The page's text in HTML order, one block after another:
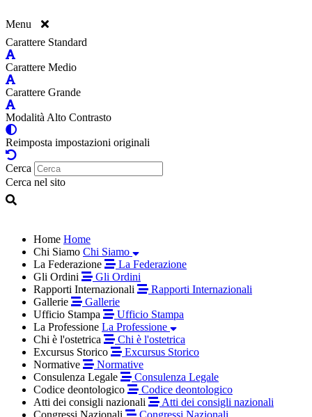
Menu
Carattere Standard
Carattere Medio
Carattere Grande
Modalità Alto Contrasto
Reimposta impostazioni originali
Cerca
Cerca nel sito
Home Home
Chi Siamo Chi Siamo
La Federazione
La Federazione
Gli Ordini
Gli Ordini
Rapporti Internazionali
Rapporti Internazionali
Gallerie
Gallerie
Ufficio Stampa
Ufficio Stampa
La Professione La Professione
Chi è l'ostetrica
Chi è l'ostetrica
Excursus Storico
Excursus Storico
Normative
Normative
Consulenza Legale
Consulenza Legale
Codice deontologico
Codice deontologico
Atti dei consigli nazionali
Atti dei consigli nazionali
Congressi Nazionali
Congressi Nazionali